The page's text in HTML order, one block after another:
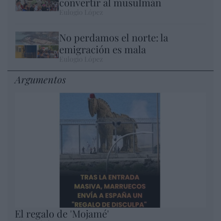
No perdamos el norte: la
emigración es mala
Argumentos
El regalo de 'Mojamé'